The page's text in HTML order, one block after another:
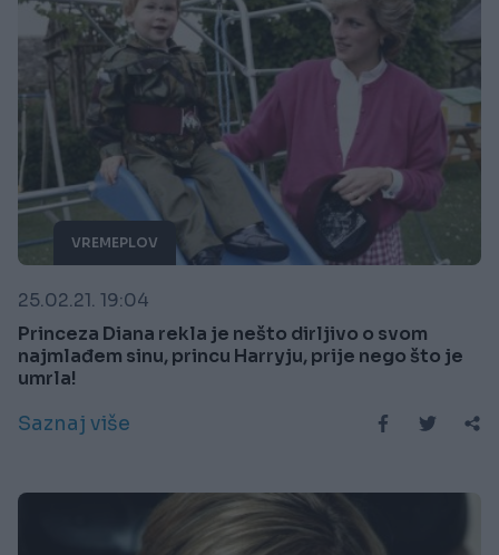
VREMEPLOV
25.02.21. 19:04
Princeza Diana rekla je nešto dirljivo o svom
najmlađem sinu, princu Harryju, prije nego što je
umrla!
Saznaj više